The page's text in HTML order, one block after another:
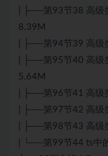
| ├──第93节38 高级
8.39M
| ├──第94节39 高级
| ├──第95节40 高级
5.64M
| ├──第96节41 高级
| ├──第97节42 高级
| ├──第98节43 高级
| └──第99节44 ts中